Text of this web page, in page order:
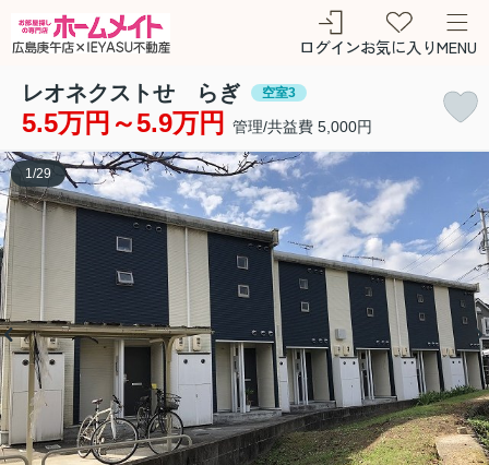
ログインお気に入りMENU
レオネクストせゝらぎ 空室3
5.5万円～5.9万円 管理/共益費 5,000円
1 /29